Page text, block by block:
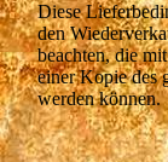
Diese
den
beachten, die
einer Kopie des
werden können.